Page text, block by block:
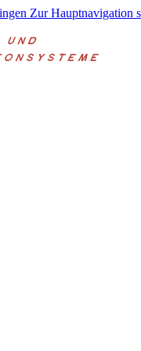
Zur Hauptnavigation